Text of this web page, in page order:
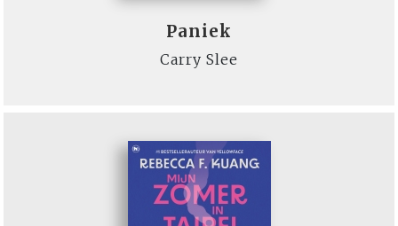
Paniek
Carry Slee